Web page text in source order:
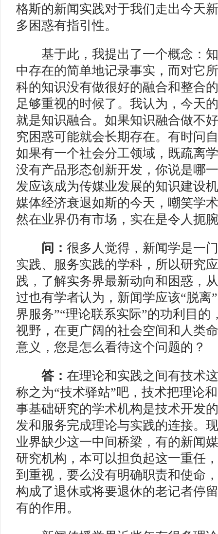
格斯的新闻实践对于我们走出今天
多困惑有指引性。
基于此，我提出了一个概念：知
中存在的简单地记录事实，而对它
科的知识没有做很好的融合和整合
足够重视的时候了。我认为，今天
就是知识融合。如果知识融合做不
究困惑可能就会长期存在。有时问
如果有一个社会分工领域，既疏离
没有产品形态创新开发，你说是哪
发应该成为传媒业发展的知识建设
媒体经济衰退如斯的今天，嘲笑学
然在业界仍有市场，实在是令人扼
问： 很多人觉得，新闻学是一
实践、服务实践的学科，所以研究
践，了解实务界最新动向和困惑，
过也有学者认为，新闻学应该“脱离
界服务”“理论联系实际”的功利目的
视野，在更广阔的社会空间和人类
意义，您是怎么看待这个问题的？
答： 在理论和实践之间有技术
称之为“技术驿站”吧，技术把理论
事基础研究的学术机构是技术开发
发和服务完成理论与实践的连接。
业界缺少这一中间桥梁，有的新闻
研究机构，本可以担负起这一重任
到重视，要么没有明确职责和使命
构成了退休或将要退休的老记者停
有的作用。